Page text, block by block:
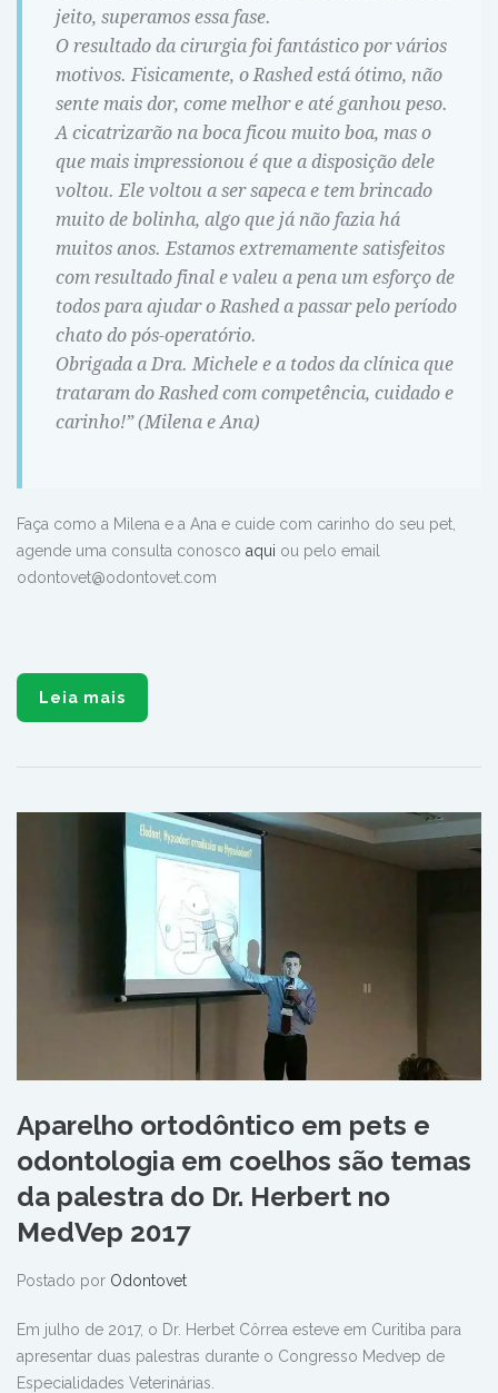
jeito, superamos essa fase.
O resultado da cirurgia foi fantástico por vários
motivos. Fisicamente, o Rashed está ótimo, não
sente mais dor, come melhor e até ganhou peso.
A cicatrizarão na boca ficou muito boa, mas o
que mais impressionou é que a disposição dele
voltou. Ele voltou a ser sapeca e tem brincado
muito de bolinha, algo que já não fazia há
muitos anos. Estamos extremamente satisfeitos
com resultado final e valeu a pena um esforço de
todos para ajudar o Rashed a passar pelo período
chato do pós-operatório.
Obrigada a Dra. Michele e a todos da clínica que
trataram do Rashed com competência, cuidado e
carinho!” (Milena e Ana)
Faça como a Milena e a Ana e cuide com carinho do seu pet,
agende uma consulta conosco aqui ou pelo email
odontovet@odontovet.com
Leia mais
Aparelho ortodôntico em pets e
odontologia em coelhos são temas
da palestra do Dr. Herbert no
MedVep 2017
Postado por Odontovet
Em julho de 2017, o Dr. Herbet Côrrea esteve em Curitiba para
apresentar duas palestras durante o Congresso Medvep de
Especialidades Veterinárias.